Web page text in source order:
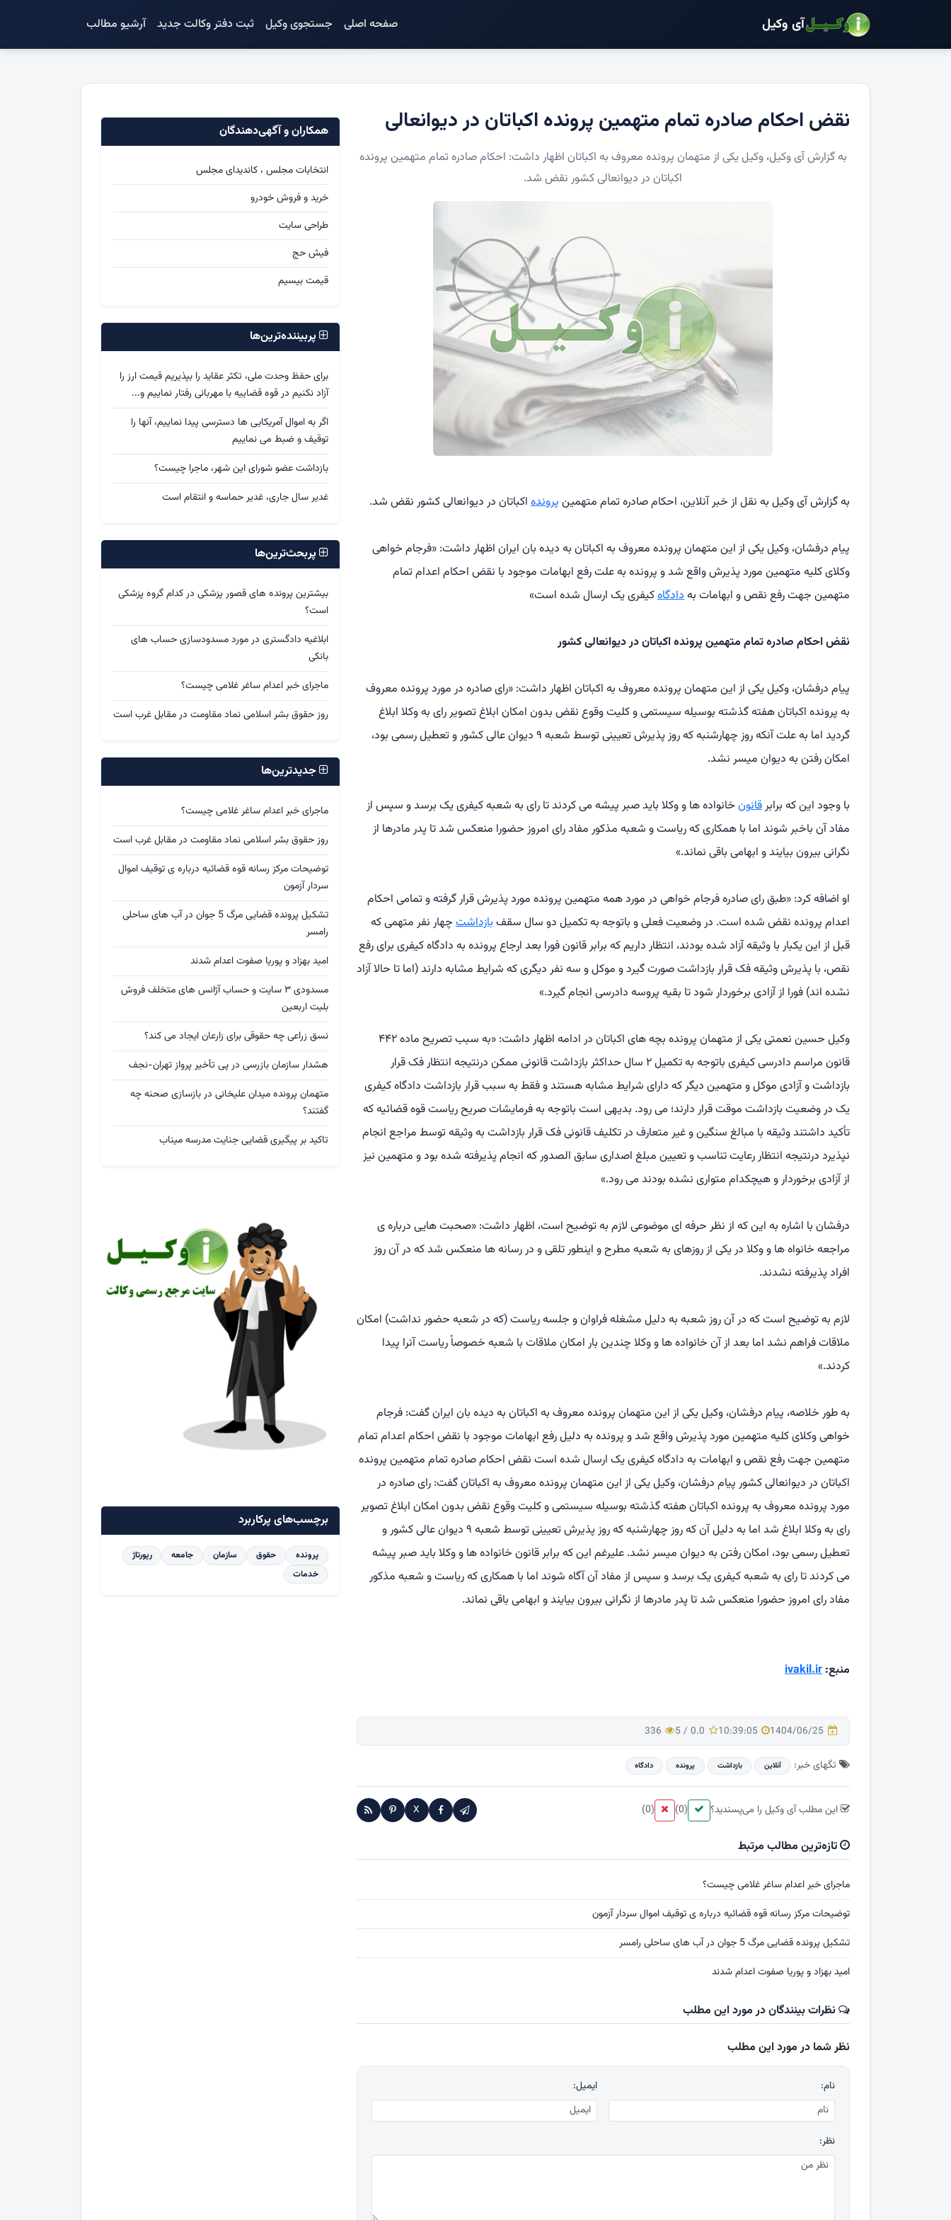
آی وکیل صفحه اصلی جستجوی وکیل ثبت دفتر وکالت جدید آرشیو مطالب
نقض احکام صادره تمام متهمین پرونده اکباتان در دیوانعالی
به گزارش آی وکیل، وکیل یکی از متهمان پرونده معروف به اکباتان اظهار داشت: احکام صادره تمام متهمین پرونده
اکباتان در دیوانعالی کشور نقض شد.
به گزارش آی وکیل به نقل از خبر آنلاین، احکام صادره تمام متهمین پرونده اکباتان در دیوانعالی کشور نقض شد.
پیام درفشان، وکیل یکی از این متهمان پرونده معروف به اکباتان به دیده بان ایران اظهار داشت: «فرجام خواهی
وکلای کلیه متهمین مورد پذیرش واقع شد و پرونده به علت رفع ابهامات موجود با نقض احکام اعدام تمام
متهمین جهت رفع نقص و ابهامات بهدادگاهکیفری یک ارسال شده است»
نقض احکام صادره تمام متهمین پرونده اکباتان در دیوانعالی کشور
پیام درفشان، وکیل یکی از این متهمان پرونده معروف به اکباتان اظهار داشت: «رای صادره در مورد پرونده معروف
به پرونده اکباتان هفته گذشته بوسیله سیستمی و کلیت وقوع نقض بدون امکان ابلاغ تصویر رای به وکلا ابلاغ
گردید اما به علت آنکه روز چهارشنبه که روز پذیرش تعیینی توسط شعبه ۹ دیوان عالی کشور و تعطیل رسمی بود،
امکان رفتن به دیوان میسر نشد.
با وجود این که برابرقانون خانواده ها و وکلا باید صبر پیشه می کردند تا رای به شعبه کیفری یک برسد و سپس از
مفاد آن باخبر شوند اما با همکاری که ریاست و شعبه مذکور مفاد رای امروز حضورا منعکس شد تا پدر مادرها از
نگرانی بیرون بیایند و ابهامی باقی نماند.»
او اضافه کرد: «طبق رای صادره فرجام خواهی در مورد همه متهمین پرونده مورد پذیرش قرار گرفته و تمامی احکام
اعدام پرونده نقض شده است. در وضعیت فعلی و باتوجه به تکمیل دو سال سقفبازداشت چهار نفر متهمی که
قبل از این یکبار با وثیقه آزاد شده بودند، انتظار داریم که برابر قانون فورا بعد ارجاع پرونده به دادگاه کیفری برای رفع
نقص، با پذیرش وثیقه فک قرار بازداشت صورت گیرد و موکل و سه نفر دیگری که شرایط مشابه دارند (اما تا حالا آزاد
نشده اند) فورا از آزادی برخوردار شود تا بقیه پروسه دادرسی انجام گیرد.»
وکیل حسین نعمتی یکی از متهمان پرونده بچه های اکباتان در ادامه اظهار داشت: «به سبب تصریح ماده ۴۴۲
قانون مراسم دادرسی کیفری باتوجه به تکمیل ۲ سال حداکثر بازداشت قانونی ممکن درنتیجه انتظار فک قرار
بازداشت و آزادی موکل و متهمین دیگر که دارای شرایط مشابه هستند و فقط به سبب قرار بازداشت دادگاه کیفری
یک در وضعیت بازداشت موقت قرار دارند؛ می رود. بدیهی است باتوجه به فرمایشات صریح ریاست قوه قضائیه که
تأکید داشتند وثیقه با مبالغ سنگین و غیر متعارف در تکلیف قانونی فک قرار بازداشت به وثیقه توسط مراجع انجام
نپذیرد درنتیجه انتظار رعایت تناسب و تعیین مبلغ اصداری سابق الصدور که انجام پذیرفته شده بود و متهمین نیز
از آزادی برخوردار و هیچکدام متواری نشده بودند می رود.»
درفشان با اشاره به این که از نظر حرفه ای موضوعی لازم به توضیح است، اظهار داشت: «صحبت هایی درباره ی
مراجعه خانواه ها و وکلا در یکی از روزهای به شعبه مطرح و اینطور تلقی و در رسانه ها منعکس شد که در آن روز
افراد پذیرفته نشدند.
لازم به توضیح است که در آن روز شعبه به دلیل مشغله فراوان و جلسه ریاست (که در شعبه حضور نداشت) امکان
ملاقات فراهم نشد اما بعد از آن خانواده ها و وکلا چندین بار امکان ملاقات با شعبه خصوصاً ریاست آنرا پیدا
کردند.»
به طور خلاصه، پیام درفشان، وکیل یکی از این متهمان پرونده معروف به اکباتان به دیده بان ایران گفت: فرجام
خواهی وکلای کلیه متهمین مورد پذیرش واقع شد و پرونده به دلیل رفع ابهامات موجود با نقض احکام اعدام تمام
متهمین جهت رفع نقص و ابهامات به دادگاه کیفری یک ارسال شده است نقض احکام صادره تمام متهمین پرونده
اکباتان در دیوانعالی کشور پیام درفشان، وکیل یکی از این متهمان پرونده معروف به اکباتان گفت: رای صادره در
مورد پرونده معروف به پرونده اکباتان هفته گذشته بوسیله سیستمی و کلیت وقوع نقض بدون امکان ابلاغ تصویر
رای به وکلا ابلاغ شد اما به دلیل آن که روز چهارشنبه که روز پذیرش تعیینی توسط شعبه ۹ دیوان عالی کشور و
تعطیل رسمی بود، امکان رفتن به دیوان میسر نشد. علیرغم این که برابر قانون خانواده ها و وکلا باید صبر پیشه
می کردند تا رای به شعبه کیفری یک برسد و سپس از مفاد آن آگاه شوند اما با همکاری که ریاست و شعبه مذکور
مفاد رای امروز حضورا منعکس شد تا پدر مادرها از نگرانی بیرون بیایند و ابهامی باقی نماند.
منبع: ivakil.ir
1404/06/25
10:39:05
0.0
/
5
336
تگهای خبر: آنلاین بازداشت پرونده دادگاه
این مطلب آی وکیل را می‌پسندید؟ (0)
(0)
X
تازه‌ترین مطالب مرتبط
ماجرای خبر اعدام ساغر غلامی چیست؟
توضیحات مرکز رسانه قوه قضائیه درباره ی توقیف اموال سردار آزمون
تشکیل پرونده قضایی مرگ 5 جوان در آب های ساحلی رامسر
امید بهزاد و پوریا صفوت اعدام شدند
نظرات بینندگان در مورد این مطلب
نظر شما در مورد این مطلب
نام: ایمیل:
نظر:
همکاران و آگهی‌دهندگان
انتخابات مجلس ، کاندیدای مجلس
خرید و فروش خودرو
طراحی سایت
فیش حج
قیمت بیسیم
پربیننده‌ترین‌ها
برای حفظ وحدت ملی، تکثر عقاید را بپذیریم قیمت ارز را
آزاد نکنیم در قوه قضاییه با مهربانی رفتار نماییم و...
اگر به اموال آمریکایی ها دسترسی پیدا نماییم، آنها را
توقیف و ضبط می نماییم
بازداشت عضو شورای این شهر، ماجرا چیست؟
غدیر سال جاری، غدیر حماسه و انتقام است
پربحث‌ترین‌ها
بیشترین پرونده های قصور پزشکی در کدام گروه پزشکی
است؟
ابلاغیه دادگستری در مورد مسدودسازی حساب های
بانکی
ماجرای خبر اعدام ساغر غلامی چیست؟
روز حقوق بشر اسلامی نماد مقاومت در مقابل غرب است
جدیدترین‌ها
ماجرای خبر اعدام ساغر غلامی چیست؟
روز حقوق بشر اسلامی نماد مقاومت در مقابل غرب است
توضیحات مرکز رسانه قوه قضائیه درباره ی توقیف اموال
سردار آزمون
تشکیل پرونده قضایی مرگ 5 جوان در آب های ساحلی
رامسر
امید بهزاد و پوریا صفوت اعدام شدند
مسدودی ۳ سایت و حساب آژانس های متخلف فروش
بلیت اربعین
نسق زراعی چه حقوقی برای زارعان ایجاد می کند؟
هشدار سازمان بازرسی در پی تأخیر پرواز تهران-نجف
متهمان پرونده میدان علیخانی در بازسازی صحنه چه
گفتند؟
تاکید بر پیگیری قضایی جنایت مدرسه میناب
برچسب‌های پرکاربرد
پرونده حقوق سازمان جامعه
رپورتاژ
خدمات